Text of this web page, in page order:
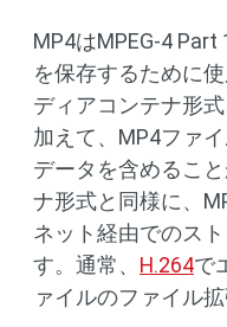
MP4はMPEG-4
を保存するために
ディアコンテナ形
加えて、MP4ファ
データを含めるこ
ナ形式と同様に、
ネット経由でのス
す。通常、 H.264で
ァイルのファイル